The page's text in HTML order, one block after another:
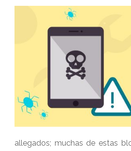
allegados; muchas de estas